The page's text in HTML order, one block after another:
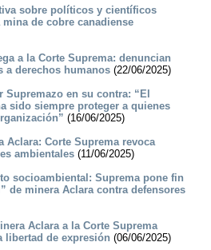
sobre políticos y científicos
de cobre canadiense
a la Corte Suprema: denuncian
derechos humanos (22/06/2025)
Supremazo en su contra: “El
sido siempre proteger a quienes
(16/06/2025)
Aclara: Corte Suprema revoca
ambientales (11/06/2025)
socioambiental: Suprema pone fin
de minera Aclara contra defensores
Aclara a la Corte Suprema
libertad de expresión (06/06/2025)